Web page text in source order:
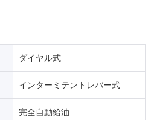
ダイヤル式
インターミテントレバー式
完全自動給油